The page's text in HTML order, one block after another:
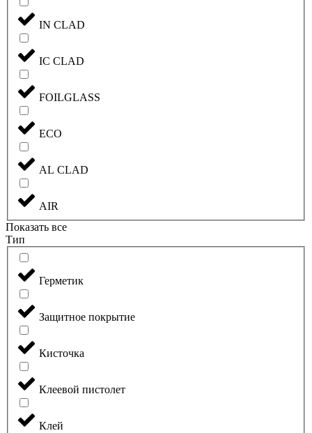
IN CLAD
IC CLAD
FOILGLASS
ECO
AL CLAD
AIR
Показать все
Тип
Герметик
Защитное покрытие
Кисточка
Клеевой пистолет
Клей